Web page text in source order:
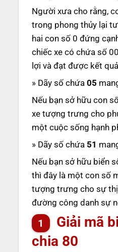
Người xưa cho rằng,
trong phong thủy lại
hai con số 0 đứng
chiếc xe có chứa số
lợi và đạt được kết
» Dãy số chứa 05
Nếu bạn sở hữu con
xe tượng trưng cho
một cuộc sống hạnh
» Dãy số chứa 51
Nếu bạn sở hữu biển
thì đây là một con số
tượng trưng cho sự
đường công danh sự
Giải mã
chia 80